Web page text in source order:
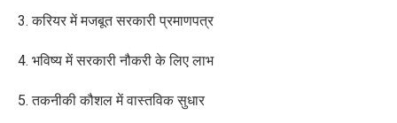
3. करियर में मजबूत सरकारी प्रमाणपत्र
4. भविष्य में सरकारी नौकरी के लिए लाभ
5. तकनीकी कौशल में वास्तविक सुधार